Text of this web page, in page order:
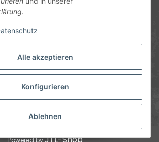
Alle akzeptieren
Konfigurieren
Ablehnen
.
gesetzlicher USt., zzgl.Versandund ggf.
wenn nicht anders angegeben.
Powered by